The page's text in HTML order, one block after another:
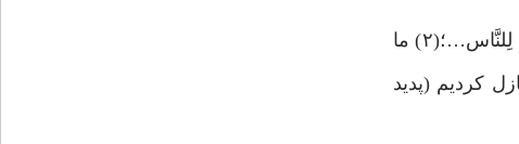
« لَقَد أَرسَلنا رُسُلَنا بِالبَیِّناتِ وَأَنزَلنا مَعَهُمُ الکِتابَ وَالمیزانَ لِیَقومَ النّاسُ بِالقِسطِ وَ أَنْزَلْنَا الْحَدیدَ فیهِ بَأْسٌ شَدیدٌ وَ مَنافِعُ لِلنَّاس…؛(۲) ما
کردیم (پدید